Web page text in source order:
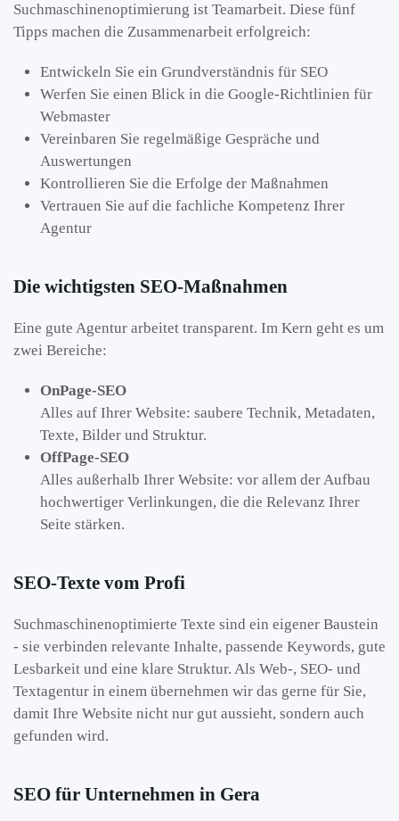
Suchmaschinenoptimierung ist Teamarbeit. Diese fünf
Tipps machen die Zusammenarbeit erfolgreich:
Entwickeln Sie ein Grundverständnis für SEO
Werfen Sie einen Blick in die Google-Richtlinien für
Webmaster
Vereinbaren Sie regelmäßige Gespräche und
Auswertungen
Kontrollieren Sie die Erfolge der Maßnahmen
Vertrauen Sie auf die fachliche Kompetenz Ihrer
Agentur
Die wichtigsten SEO-Maßnahmen
Eine gute Agentur arbeitet transparent. Im Kern geht es um
zwei Bereiche:
OnPage-SEO
Alles auf Ihrer Website: saubere Technik, Metadaten,
Texte, Bilder und Struktur.
OffPage-SEO
Alles außerhalb Ihrer Website: vor allem der Aufbau
hochwertiger Verlinkungen, die die Relevanz Ihrer
Seite stärken.
SEO-Texte vom Profi
Suchmaschinenoptimierte Texte sind ein eigener Baustein
- sie verbinden relevante Inhalte, passende Keywords, gute
Lesbarkeit und eine klare Struktur. Als Web-, SEO- und
Textagentur in einem übernehmen wir das gerne für Sie,
damit Ihre Website nicht nur gut aussieht, sondern auch
gefunden wird.
SEO für Unternehmen in Gera